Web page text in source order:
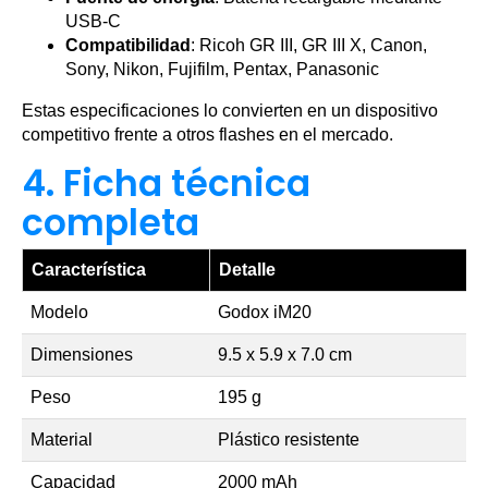
USB-C
Compatibilidad : Ricoh GR III, GR III X, Canon,
Sony, Nikon, Fujifilm, Pentax, Panasonic
Estas especificaciones lo convierten en un dispositivo
competitivo frente a otros flashes en el mercado.
4. Ficha técnica
completa
Característica Detalle
Modelo Godox iM20
Dimensiones 9.5 x 5.9 x 7.0 cm
Peso 195 g
Material Plástico resistente
Capacidad 2000 mAh